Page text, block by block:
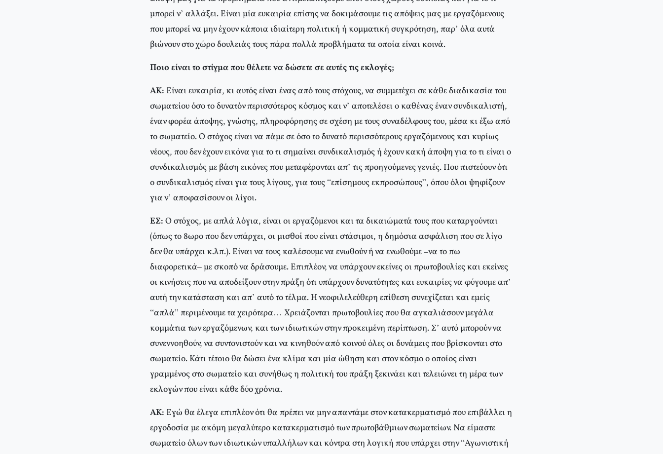
μπορεί ν’ αλλάξει. Είναι μία ευκαιρία επίσης να δοκιμάσουμε τις απόψεις μας με εργαζόμενους
που μπορεί να μην έχουν κάποια ιδιαίτερη πολιτική ή κομματική συγκρότηση, παρ’ όλα αυτά
βιώνουν στο χώρο δουλειάς τους πάρα πολλά προβλήματα τα οποία είναι κοινά.
Ποιο είναι το στίγμα που θέλετε να δώσετε σε αυτές τις εκλογές;
ΑΚ: Είναι ευκαιρία, κι αυτός είναι ένας από τους στόχους, να συμμετέχει σε κάθε διαδικασία του
σωματείου όσο το δυνατόν περισσότερος κόσμος και ν’ αποτελέσει ο καθένας έναν συνδικαλιστή,
έναν φορέα άποψης, γνώσης, πληροφόρησης σε σχέση με τους συναδέλφους του, μέσα κι έξω από
το σωματείο. Ο στόχος είναι να πάμε σε όσο το δυνατό περισσότερους εργαζόμενους και κυρίως
νέους, που δεν έχουν εικόνα για το τι σημαίνει συνδικαλισμός ή έχουν κακή άποψη για το τι είναι ο
συνδικαλισμός με βάση εικόνες που μεταφέρονται απ’ τις προηγούμενες γενιές. Που πιστεύουν ότι
ο συνδικαλισμός είναι για τους λίγους, για τους “επίσημους εκπροσώπους”, όπου όλοι ψηφίζουν
για ν’ αποφασίσουν οι λίγοι.
ΕΣ: Ο στόχος, με απλά λόγια, είναι οι εργαζόμενοι και τα δικαιώματά τους που καταργούνται
(όπως το 8ωρο που δεν υπάρχει, οι μισθοί που είναι στάσιμοι, η δημόσια ασφάλιση που σε λίγο
δεν θα υπάρχει κ.λπ.). Είναι να τους καλέσουμε να ενωθούν ή να ενωθούμε –να το πω
διαφορετικά– με σκοπό να δράσουμε. Επιπλέον, να υπάρχουν εκείνες οι πρωτοβουλίες και εκείνες
οι κινήσεις που να αποδείξουν στην πράξη ότι υπάρχουν δυνατότητες και ευκαιρίες να φύγουμε απ’
αυτή την κατάσταση και απ’ αυτό το τέλμα. Η νεοφιλελεύθερη επίθεση συνεχίζεται και εμείς
“απλά” περιμένουμε τα χειρότερα… Χρειάζονται πρωτοβουλίες που θα αγκαλιάσουν μεγάλα
κομμάτια των εργαζόμενων, και των ιδιωτικών στην προκειμένη περίπτωση. Σ’ αυτό μπορούν να
συνεννοηθούν, να συντονιστούν και να κινηθούν από κοινού όλες οι δυνάμεις που βρίσκονται στο
σωματείο. Κάτι τέτοιο θα δώσει ένα κλίμα και μία ώθηση και στον κόσμο ο οποίος είναι
γραμμένος στο σωματείο και συνήθως η πολιτική του πράξη ξεκινάει και τελειώνει τη μέρα των
εκλογών που είναι κάθε δύο χρόνια.
ΑΚ: Εγώ θα έλεγα επιπλέον ότι θα πρέπει να μην απαντάμε στον κατακερματισμό που επιβάλλει η
εργοδοσία με ακόμη μεγαλύτερο κατακερματισμό των πρωτοβάθμιων σωματείων. Να είμαστε
σωματείο όλων των ιδιωτικών υπαλλήλων και κόντρα στη λογική που υπάρχει στην “Αγωνιστική